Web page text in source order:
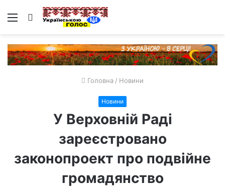
Меню Пошук
Головна / Новини
Новини
У Верховній Раді
зареєстровано
законопроект про подвійне
громадянство